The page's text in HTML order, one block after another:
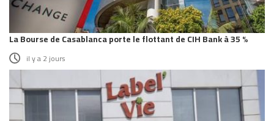
La Bourse de Casablanca porte le flottant de CIH Bank à 35 %
il y a 2 jours